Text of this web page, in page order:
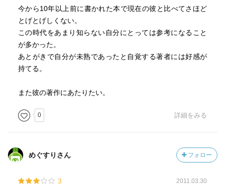
今から10年以上前に書かれた本で現在の彼と比べてさほど
とげとげしくない。
この時代をあまり知らない自分にとっては参考になること
が多かった。
あとがきで自分が未熟であったと自覚する著者には好感が
持てる。
また彼の著作にあたりたい。
0 詳細をみる
めぐすりさん フォロー
3 2011.03.30